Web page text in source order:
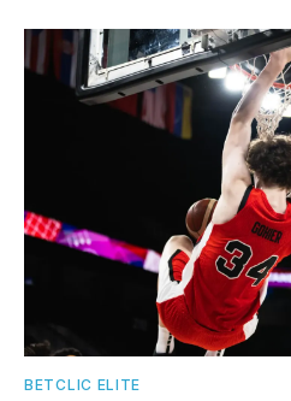
BETCLIC ELITE